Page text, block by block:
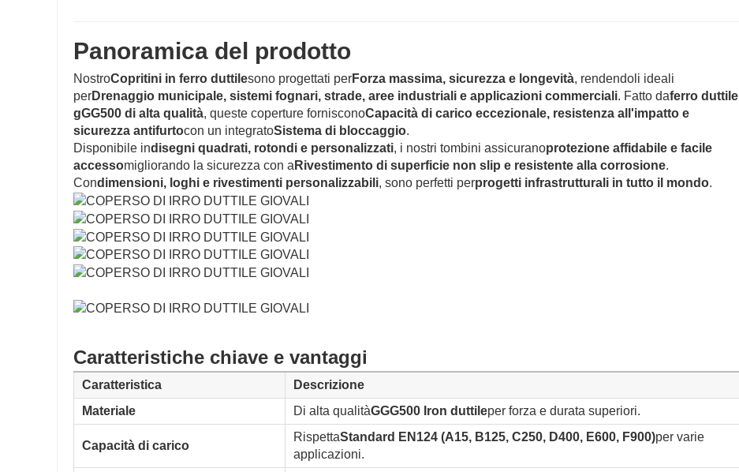
Panoramica del prodotto
NostroCopritini in ferro duttilesono progettati perForza massima, sicurezza e longevità, rendendoli ideali
perDrenaggio municipale, sistemi fognari, strade, aree industriali e applicazioni commerciali. Fatto daferro duttile
gGG500 di alta qualità, queste coperture fornisconoCapacità di carico eccezionale, resistenza all'impatto e
sicurezza antifurtocon un integratoSistema di bloccaggio.
Disponibile indisegni quadrati, rotondi e personalizzati, i nostri tombini assicuranoprotezione affidabile e facile
accessomigliorando la sicurezza con a Rivestimento di superficie non slip e resistente alla corrosione.
Condimensioni, loghi e rivestimenti personalizzabili, sono perfetti perprogetti infrastrutturali in tutto il mondo.
Caratteristiche chiave e vantaggi
Caratteristica
Descrizione
Materiale
Di alta qualitàGGG500 Iron duttileper forza e durata superiori.
Capacità di carico
RispettaStandard EN124 (A15, B125, C250, D400, E600, F900)per varie
applicazioni.